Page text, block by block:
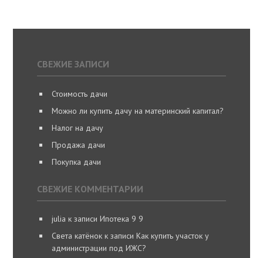
СВЕЖИЕ ЗАПИСИ
Стоимость дачи
Можно ли купить дачу на материнский капитал?
Налог на дачу
Продажа дачи
Покупка дачи
СВЕЖИЕ КОММЕНТАРИИ
julia к записи Ипотека 9 9
Света катёнокк записи Как купить участок у
администрации под ИЖС?